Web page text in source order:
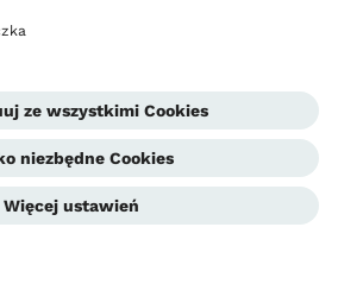
strony internetowej